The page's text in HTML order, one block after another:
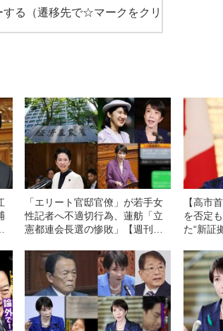
する
（遷移先で☆マークをクリ
「エリート官邸官僚」が若手女
性記者へ不適切行為、蓮舫「立
憲都連会長選の惨敗」【週刊文
5/17~5/23】
【高市
を否定
た“新証
いらな